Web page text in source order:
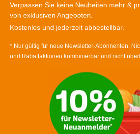
Verpassen Sie keine Neuheiten mehr &
von exklusiven Angeboten.
Kostenlos und jederzeit abbestellbar.
* Nur gültig für neue Newsletter-Abonnenten.
und Rabattaktionen kombinierbar und nicht